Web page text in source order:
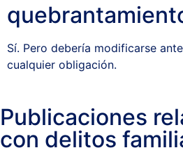
Sí. Pero debería modificarse
cualquier obligación.
Publicaciones
con delitos